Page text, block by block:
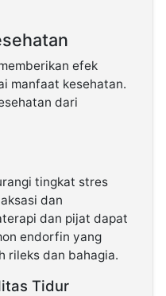
efek
manfaat kesehatan.
dari
tingkat stres
dan
dan pijat dapat
endorfin yang
rileks dan bahagia.
Tidur